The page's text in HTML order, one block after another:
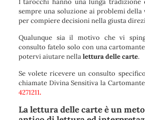
I tarocchi hanno una lunga tradizione
sempre una soluzione ai problemi
per compiere decisioni nella giusta
Qualunque sia il motivo che vi
consulto fatelo solo con una
potervi aiutare nellalettura delle carte.
Se volete ricevere un consulto
chiamate Divina Sensitiva la
4271211.
Lalettura delle carteè un